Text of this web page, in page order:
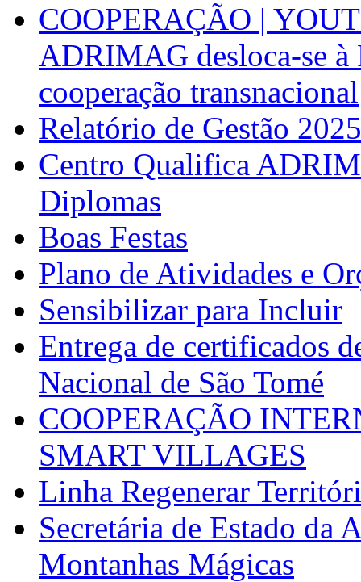
COOPERAÇÃO |
ADRIMAG desloca-se
cooperação transnacional
Relatório de Gestão 2025
Centro Qualifica
Diplomas
Boas Festas
Plano de Atividades e
Sensibilizar para Incluir
Entrega de certificados
Nacional de São Tomé
COOPERAÇÃO
SMART VILLAGES
Linha Regenerar
Secretária de Estado da
Montanhas Mágicas